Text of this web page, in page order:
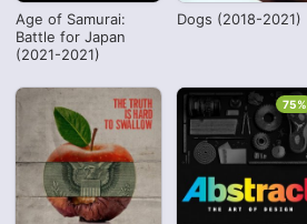
Age of Samurai:
Battle for Japan
(2021-2021)
Dogs (2018-2021)
75%